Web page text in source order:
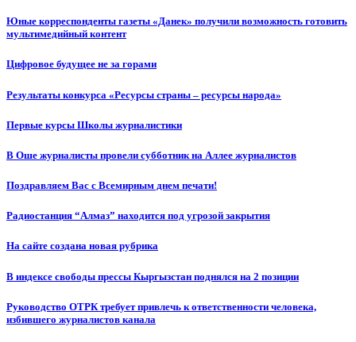
Юные корреспонденты газеты «Данек» получили возможность готовить
мультимедийный контент
Цифровое будущее не за горами
Результаты конкурса «Ресурсы страны – ресурсы народа»
Первые курсы Школы журналистики
В Оше журналисты провели субботник на Аллее журналистов
Поздравляем Вас с Всемирным днем печати!
Радиостанция “Алмаз” находится под угрозой закрытия
На сайте создана новая рубрика
В индексе свободы прессы Кыргызстан поднялся на 2 позиции
Руководство ОТРК требует привлечь к ответственности человека,
избившего журналистов канала